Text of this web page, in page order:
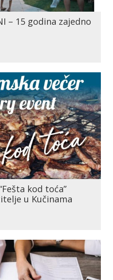
– 15 godina zajedno
kod toća”
u Kučinama